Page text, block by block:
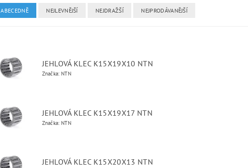
ABECEDNĚ NEJLEVNĚJŠÍ NEJDRAŽŠÍ NEJPRODÁVANĚJŠÍ
JEHLOVÁ KLEC K15X19X10 NTN
Značka: NTN
JEHLOVÁ KLEC K15X19X17 NTN
Značka: NTN
JEHLOVÁ KLEC K15X20X13 NTN